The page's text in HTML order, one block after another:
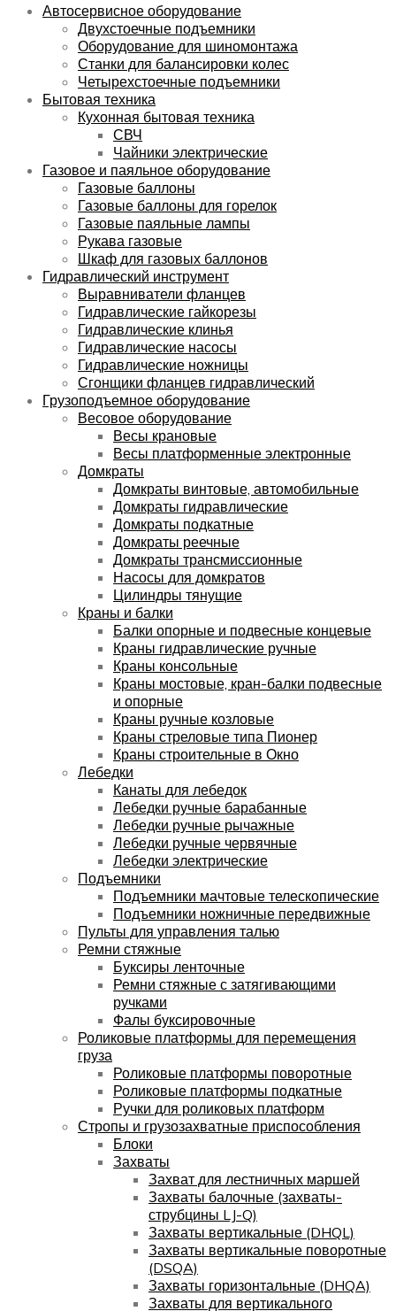
Автосервисное оборудование
Двухстоечные подъемники
Оборудование для шиномонтажа
Станки для балансировки колес
Четырехстоечные подъемники
Бытовая техника
Кухонная бытовая техника
СВЧ
Чайники электрические
Газовое и паяльное оборудование
Газовые баллоны
Газовые баллоны для горелок
Газовые паяльные лампы
Рукава газовые
Шкаф для газовых баллонов
Гидравлический инструмент
Выравниватели фланцев
Гидравлические гайкорезы
Гидравлические клинья
Гидравлические насосы
Гидравлические ножницы
Сгонщики фланцев гидравлический
Грузоподъемное оборудование
Весовое оборудование
Весы крановые
Весы платформенные электронные
Домкраты
Домкраты винтовые, автомобильные
Домкраты гидравлические
Домкраты подкатные
Домкраты реечные
Домкраты трансмиссионные
Насосы для домкратов
Цилиндры тянущие
Краны и балки
Балки опорные и подвесные концевые
Краны гидравлические ручные
Краны консольные
Краны мостовые, кран-балки подвесные
и опорные
Краны ручные козловые
Краны стреловые типа Пионер
Краны строительные в Окно
Лебедки
Канаты для лебедок
Лебедки ручные барабанные
Лебедки ручные рычажные
Лебедки ручные червячные
Лебедки электрические
Подъемники
Подъемники мачтовые телескопические
Подъемники ножничные передвижные
Пульты для управления талью
Ремни стяжные
Буксиры ленточные
Ремни стяжные с затягивающими
ручками
Фалы буксировочные
Роликовые платформы для перемещения
груза
Роликовые платформы поворотные
Роликовые платформы подкатные
Ручки для роликовых платформ
Стропы и грузозахватные приспособления
Блоки
Захваты
Захват для лестничных маршей
Захваты балочные (захваты-
струбцины LJ-Q)
Захваты вертикальные (DHQL)
Захваты вертикальные поворотные
(DSQA)
Захваты горизонтальные (DHQA)
Захваты для вертикального